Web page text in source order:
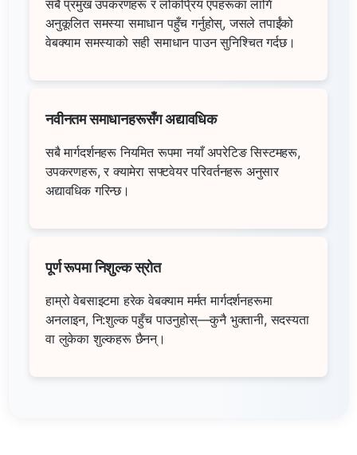
सबै प्रमुख उपकरणहरू र लोकप्रिय एपहरूका लागि
अनुकूलित समस्या समाधान पहुँच गर्नुहोस्, जसले तपाईंको
वेबक्याम समस्याको सही समाधान पाउन सुनिश्चित गर्दछ।
नवीनतम समाधानहरूसँग अद्यावधिक
सबै मार्गदर्शनहरू नियमित रूपमा नयाँ अपरेटिङ सिस्टमहरू,
उपकरणहरू, र क्यामेरा सफ्टवेयर परिवर्तनहरू अनुसार
अद्यावधिक गरिन्छ।
पूर्ण रूपमा निशुल्क स्रोत
हाम्रो वेबसाइटमा हरेक वेबक्याम मर्मत मार्गदर्शनहरूमा
अनलाइन, नि:शुल्क पहुँच पाउनुहोस्—कुनै भुक्तानी, सदस्यता
वा लुकेका शुल्कहरू छैनन्।